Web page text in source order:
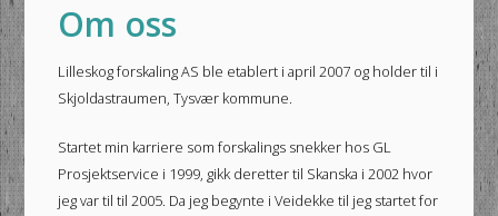
KONTAKT OSS
Om oss
Lilleskog forskaling AS ble etablert i april 2007 og holder til i
Skjoldastraumen, Tysvær kommune.
Startet min karriere som forskalings snekker hos GL
Prosjektservice i 1999, gikk deretter til Skanska i 2002 hvor
jeg var til til 2005. Da jeg begynte i Veidekke til jeg startet for